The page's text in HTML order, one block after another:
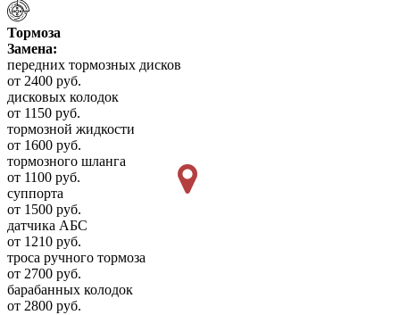
Тормоза
Замена:
передних тормозных дисков
от 2400 руб.
дисковых колодок
от 1150 руб.
тормозной жидкости
от 1600 руб.
тормозного шланга
от 1100 руб.
суппорта
от 1500 руб.
датчика АБС
от 1210 руб.
троса ручного тормоза
от 2700 руб.
барабанных колодок
от 2800 руб.